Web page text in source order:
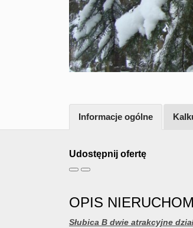
Udostępnij ofertę
Informacje ogólne
OPIS
Słubica B dwie atrakcyjne